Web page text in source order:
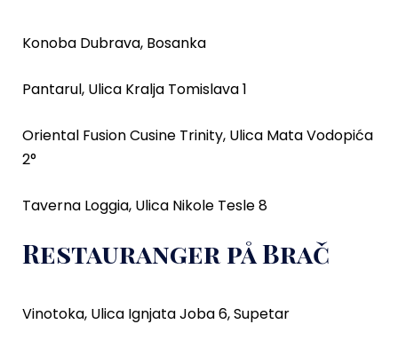
Konoba Dubrava, Bosanka
Pantarul, Ulica Kralja Tomislava 1
Oriental Fusion Cusine Trinity, Ulica Mata Vodopića
2°
Taverna Loggia, Ulica Nikole Tesle 8
Restauranger på Brač
Vinotoka, Ulica Ignjata Joba 6, Supetar